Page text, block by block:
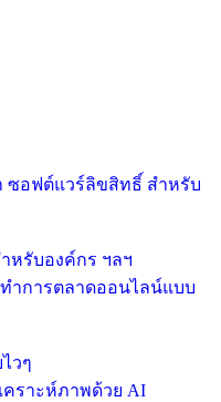
หรับองค์กร ฯลฯ
วๆ